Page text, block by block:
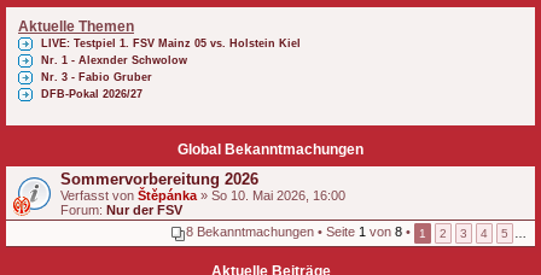
Aktuelle Themen
LIVE: Testpiel 1. FSV Mainz 05 vs. Holstein Kiel
Nr. 1 - Alexnder Schwolow
Nr. 3 - Fabio Gruber
DFB-Pokal 2026/27
Global Bekanntmachungen
Sommervorbereitung 2026
Verfasst von Štěpánka » So 10. Mai 2026, 16:00
Forum: Nur der FSV
8 Bekanntmachungen • Seite 1 von 8 • 1 2 3 4 5
Aktuelle Beiträge